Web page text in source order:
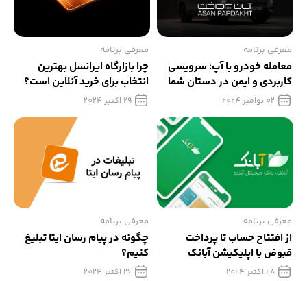
معرفی برنامه
معامله خودرو با آپ؛ سرویسی
کاربردی و ایمن در دستان شما
02 نوامبر 2024
معرفی برنامه
چرا بازارگاه ایرانسل بهترین
انتخاب برای خرید آنلاین است؟
29 اکتبر 2024
معرفی برنامه
از افتتاح حساب تا پرداخت
قبوض با اپلیکیشن آبانک
28 اکتبر 2024
معرفی برنامه
چگونه در پیام رسان ایتا تبلیغ
کنیم؟
26 اکتبر 2024